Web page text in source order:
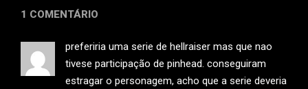
1 COMENTÁRIO
preferiria uma serie de hellraiser mas que nao
tivese participação de pinhead. conseguiram
estragar o personagem, acho que a serie deveria